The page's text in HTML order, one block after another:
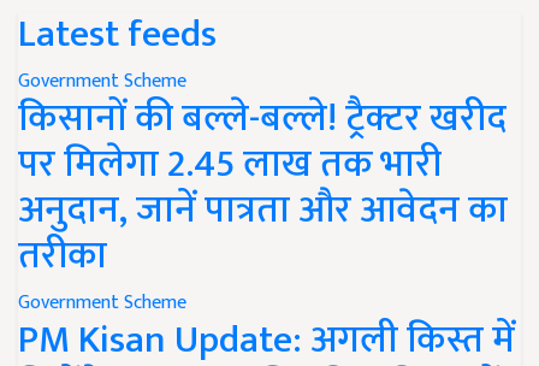
Latest feeds
Government Scheme
किसानों की बल्ले-बल्ले! ट्रैक्टर खरीद
पर मिलेगा 2.45 लाख तक भारी
अनुदान, जानें पात्रता और आवेदन का
तरीका
Government Scheme
PM Kisan Update: अगली किस्त में